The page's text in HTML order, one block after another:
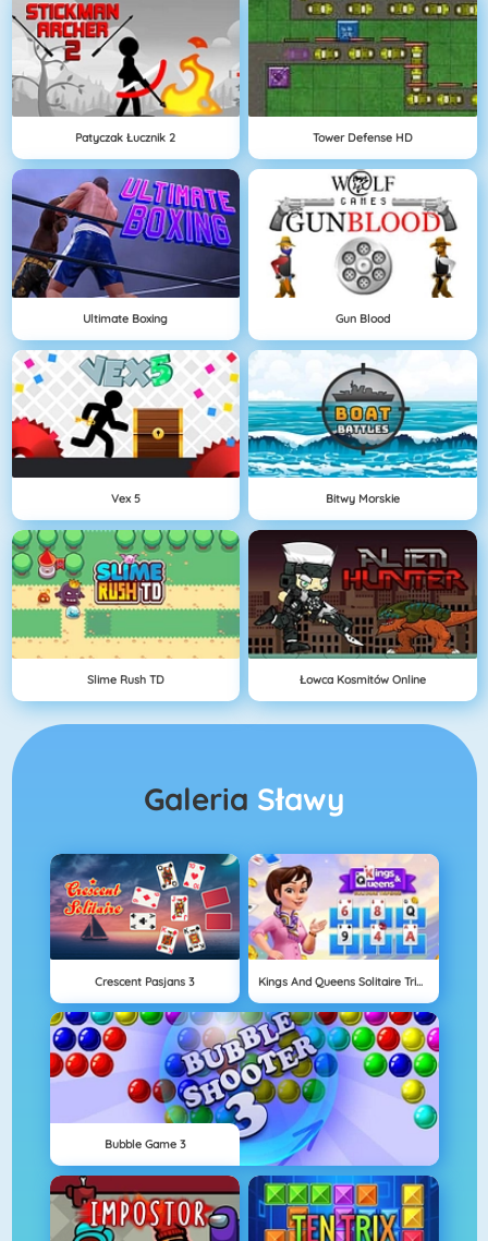
Patyczak Łucznik 2 Tower Defense HD
Ultimate Boxing Gun Blood
Vex 5 Bitwy Morskie
Slime Rush TD Łowca Kosmitów Online
Galeria Sławy
Crescent Pasjans 3 Kings And Queens Solitaire Tripeaks
Bubble Game 3